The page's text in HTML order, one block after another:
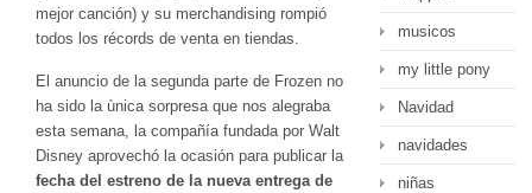
mejor canción) y su merchandising rompió
todos los récords de venta en tiendas.
El anuncio de la segunda parte de Frozen no
ha sido la ùnica sorpresa que nos alegraba
esta semana, la compañía fundada por Walt
Disney aprovechó la ocasión para publicar la
fecha del estreno de la nueva entrega de
musicos
my little pony
Navidad
navidades
niñas